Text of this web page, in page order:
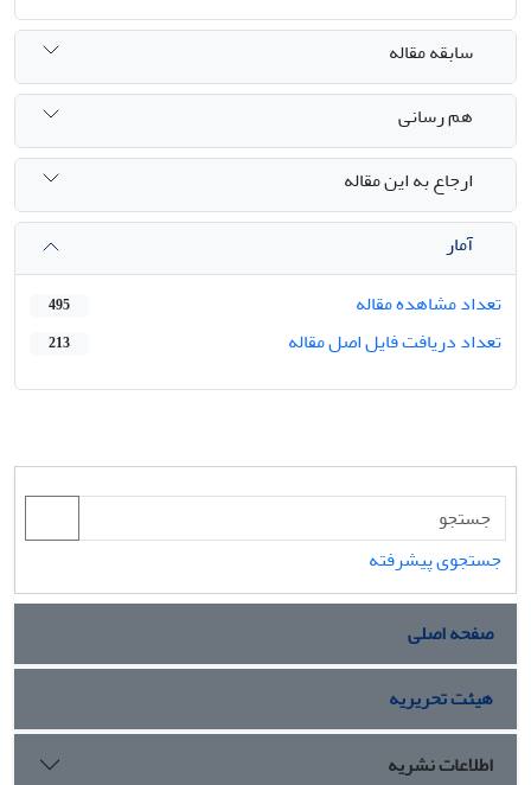
سابقه مقاله
هم رسانی
ارجاع به این مقاله
آمار
تعداد مشاهده مقاله
495
تعداد دریافت فایل اصل مقاله 213
جستجوی پیشرفته
صفحه اصلی
هیئت تحریریه
اطلاعات نشریه